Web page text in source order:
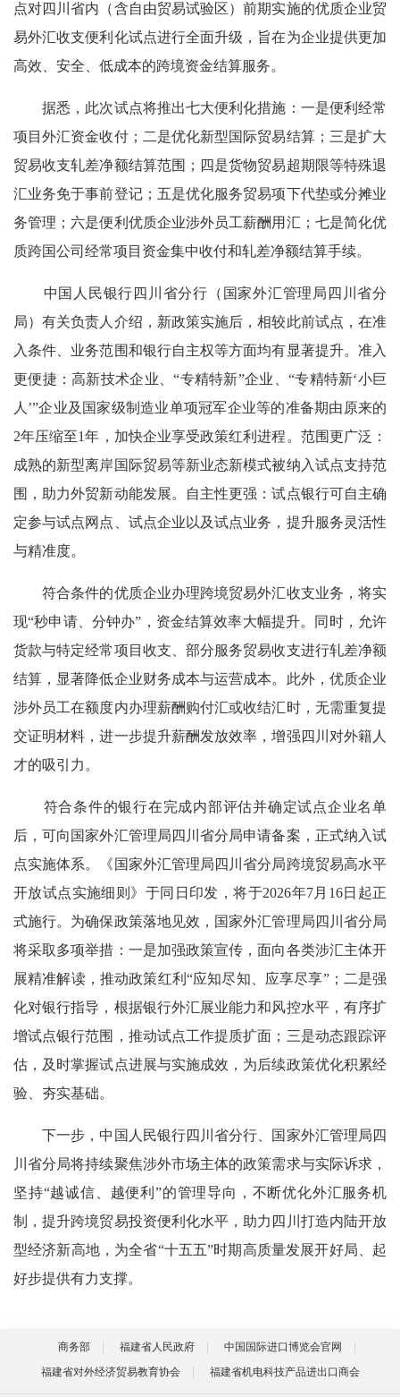
点对四川省内（含自由贸易试验区）前期实施的优质企业贸
易外汇收支便利化试点进行全面升级，旨在为企业提供更加
高效、安全、低成本的跨境资金结算服务。
据悉，此次试点将推出七大便利化措施：一是便利经常
项目外汇资金收付；二是优化新型国际贸易结算；三是扩大
贸易收支轧差净额结算范围；四是货物贸易超期限等特殊退
汇业务免于事前登记；五是优化服务贸易项下代垫或分摊业
务管理；六是便利优质企业涉外员工薪酬用汇；七是简化优
质跨国公司经常项目资金集中收付和轧差净额结算手续。
中国人民银行四川省分行（国家外汇管理局四川省分
局）有关负责人介绍，新政策实施后，相较此前试点，在准
入条件、业务范围和银行自主权等方面均有显著提升。准入
更便捷：高新技术企业、“专精特新”企业、“专精特新‘小巨
人’”企业及国家级制造业单项冠军企业等的准备期由原来的
2年压缩至1年，加快企业享受政策红利进程。范围更广泛：
成熟的新型离岸国际贸易等新业态新模式被纳入试点支持范
围，助力外贸新动能发展。自主性更强：试点银行可自主确
定参与试点网点、试点企业以及试点业务，提升服务灵活性
与精准度。
符合条件的优质企业办理跨境贸易外汇收支业务，将实
现“秒申请、分钟办”，资金结算效率大幅提升。同时，允许
货款与特定经常项目收支、部分服务贸易收支进行轧差净额
结算，显著降低企业财务成本与运营成本。此外，优质企业
涉外员工在额度内办理薪酬购付汇或收结汇时，无需重复提
交证明材料，进一步提升薪酬发放效率，增强四川对外籍人
才的吸引力。
符合条件的银行在完成内部评估并确定试点企业名单
后，可向国家外汇管理局四川省分局申请备案，正式纳入试
点实施体系。《国家外汇管理局四川省分局跨境贸易高水平
开放试点实施细则》于同日印发，将于2026年7月16日起正
式施行。为确保政策落地见效，国家外汇管理局四川省分局
将采取多项举措：一是加强政策宣传，面向各类涉汇主体开
展精准解读，推动政策红利“应知尽知、应享尽享”；二是强
化对银行指导，根据银行外汇展业能力和风控水平，有序扩
增试点银行范围，推动试点工作提质扩面；三是动态跟踪评
估，及时掌握试点进展与实施成效，为后续政策优化积累经
验、夯实基础。
下一步，中国人民银行四川省分行、国家外汇管理局四
川省分局将持续聚焦涉外市场主体的政策需求与实际诉求，
坚持“越诚信、越便利”的管理导向，不断优化外汇服务机
制，提升跨境贸易投资便利化水平，助力四川打造内陆开放
型经济新高地，为全省“十五五”时期高质量发展开好局、起
好步提供有力支撑。
商务部 福建省人民政府
中国国际进口博览会官网
福建省对外经济贸易教育协会
福建省机电科技产品进出口商会